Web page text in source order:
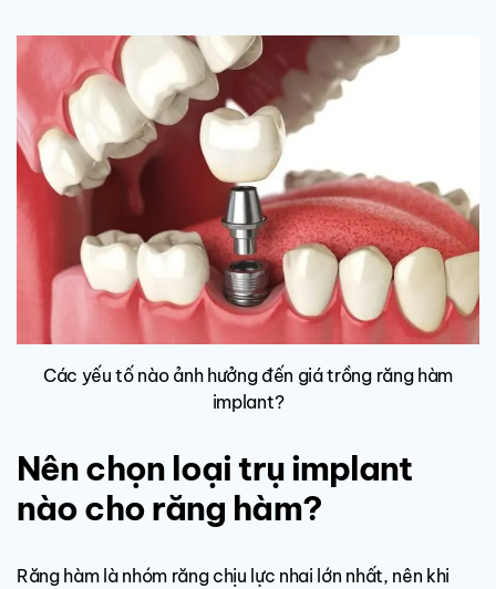
Các yếu tố nào ảnh hưởng đến giá trồng răng hàm
implant?
Nên chọn loại trụ implant
nào cho răng hàm?
Răng hàm là nhóm răng chịu lực nhai lớn nhất, nên khi